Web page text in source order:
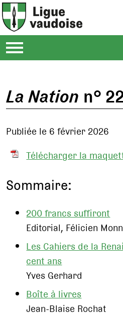
La Nation n°
Publiée le 6 février 2026
Télécharger la
Sommaire:
200 francs suffiront
Editorial, Félicien
Les Cahiers de la
cent ans
Yves Gerhard
Boîte à livres
Jean-Blaise Rochat